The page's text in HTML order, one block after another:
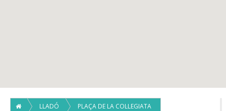
LLADÓ PLAÇA DE LA COL·LEGIATA